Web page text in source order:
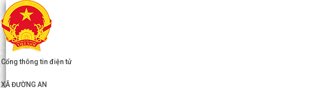
Cổng thông tin điện tử
XÃ ĐƯỜNG AN